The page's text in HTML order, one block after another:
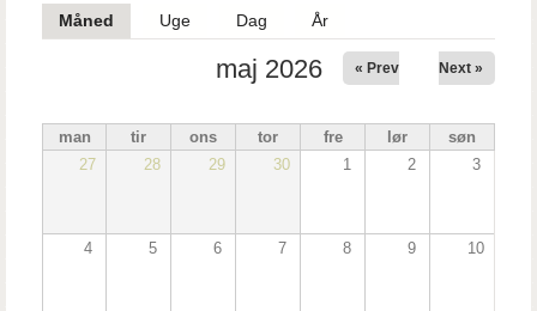
Måned (aktiv fane)
Uge Dag År
maj 2026 « Prev Next »
man tir ons tor fre lør
søn
27
28 29 30 1 2 3
4 5 6 7 8 9 10